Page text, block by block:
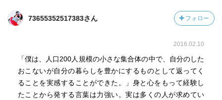
73655352517383さん フォロー
2016.02.10
「僕は、人口200人規模の小さな集合体の中で、自分のした
おこないが自分の暮らしを豊かにするものとして返ってく
ることを実感することができた。」身と心をもって経験し
たことから発する言葉は力強い。実は多くの人が求めてい